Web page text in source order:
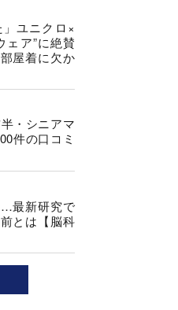
」ユニクロ×
ェア”に絶賛
屋着に欠か
・シニアマ
件の口コミ
…最新研究で
とは【脳科